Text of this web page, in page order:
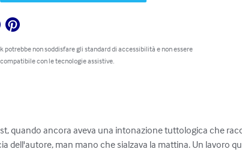
potrebbe non soddisfare gli standard di accessibilità e non essere
con le tecnologie assistive.
quando ancora aveva una intonazione tuttologica che
dell'autore, man mano che sialzava la mattina. Un lavoro